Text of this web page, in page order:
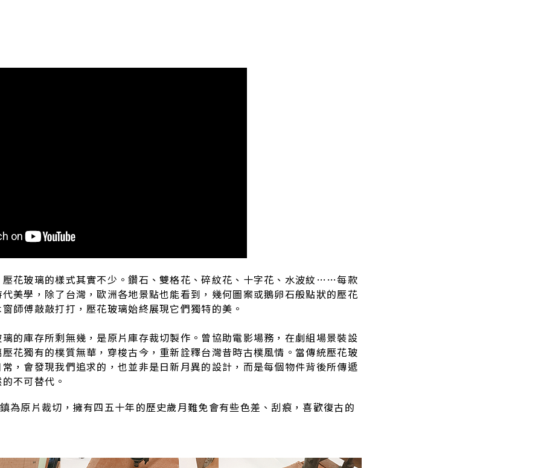
壓花玻璃的樣式其實不少。鑽石、雙格花、碎紋花、十字花、水波紋……每款
美學，除了台灣，歐洲各地景點也能看到，幾何圖案或鵝卵石般點狀的壓花
師傅敲敲打打，壓花玻璃始終展現它們獨特的美。
的庫存所剩無幾，是原片庫存裁切製作。曾協助電影場務，在劇組場景裝設
花獨有的樸質無華，穿梭古今，重新詮釋台灣昔時古樸風情。當傳統壓花玻
，會發現我們追求的，也並非是日新月異的設計，而是每個物件背後所傳遞
不可替代。
為原片裁切，擁有四五十年的歷史歲月難免會有些色差、刮痕，喜歡復古的